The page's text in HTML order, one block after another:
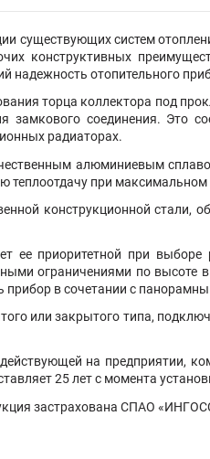
существующих систем
конструктивных
надежность отопительного
торца коллектора под
замкового соединения. Это
радиаторах.
алюминиевым
теплоотдачу при максимальном
конструкционной стали,
приоритетной при выборе
ограничениями по высоте в
прибор в сочетании с
или закрытого типа,
на предприятии,
25 лет с момента
застрахована СПАО